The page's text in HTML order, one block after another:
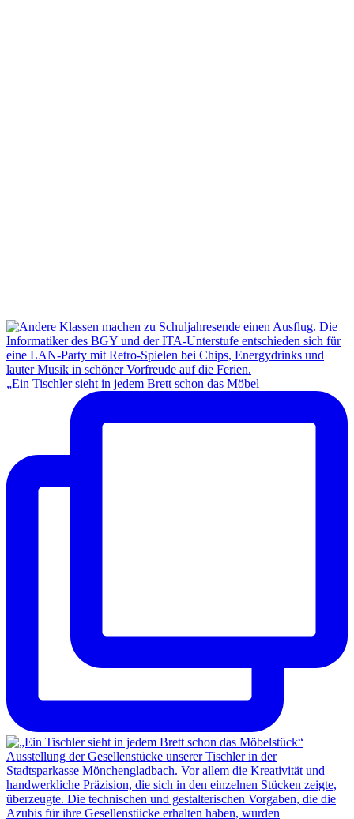
„Ein Tischler sieht in jedem Brett schon das Möbel